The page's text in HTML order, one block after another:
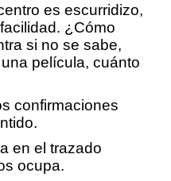
es escurridizo,
¿Cómo
si no se sabe,
película, cuánto
confirmaciones
en el trazado
ocupa.